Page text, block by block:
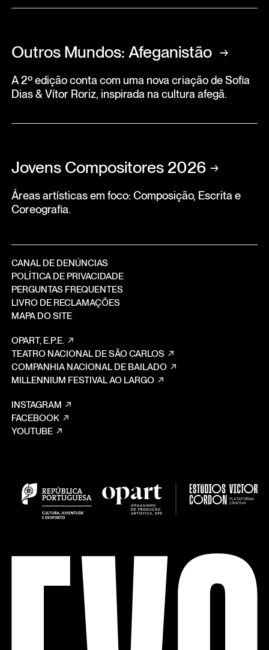
Outros Mundos: Afeganistão →
A 2º edição conta com uma nova criação de Sofia
Dias & Vítor Roriz, inspirada na cultura afegã.
Jovens Compositores 2026 →
Áreas artísticas em foco: Composição, Escrita e
Coreografia.
CANAL DE DENÚNCIAS
POLÍTICA DE PRIVACIDADE
PERGUNTAS FREQUENTES
LIVRO DE RECLAMAÇÕES
MAPA DO SITE
OPART, E.P.E.
TEATRO NACIONAL DE SÃO CARLOS
COMPANHIA NACIONAL DE BAILADO
MILLENNIUM FESTIVAL AO LARGO
INSTAGRAM
FACEBOOK
YOUTUBE